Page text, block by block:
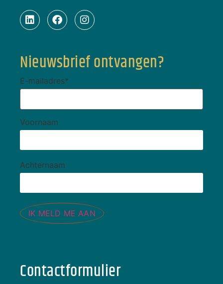
Nieuwsbrief ontvangen?
E-mailadres*
Voornaam
Achternaam
IK MELD ME AAN
Contactformulier